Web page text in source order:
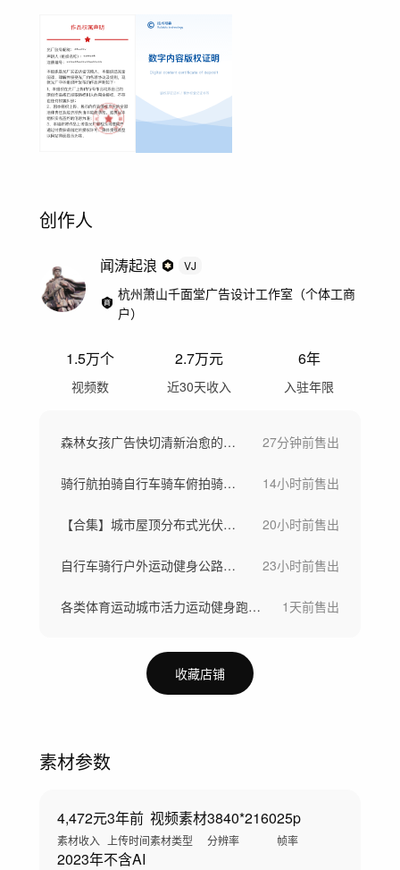
创作人
闻涛起浪 VJ
杭州萧山千面堂广告设计工作室（个体工商
户）
1.5万个
视频数
2.7万元
近30天收入
6年
入驻年限
森林女孩广告快切清新治愈的自然光影梦境 27分钟前售出
骑行航拍骑自行车骑车俯拍骑车活力户外运动 14小时前售出
【合集】城市屋顶分布式光伏城市太阳能板 20小时前售出
自行车骑行户外运动健身公路赛车航拍骑行 23小时前售出
各类体育运动城市活力运动健身跑步瑜伽足球 1天前售出
收藏店铺
素材参数
4,472元
素材收入
3年前
上传时间
视频素材
素材类型
3840*2160
分辨率
25p
帧率
2023年不含AI